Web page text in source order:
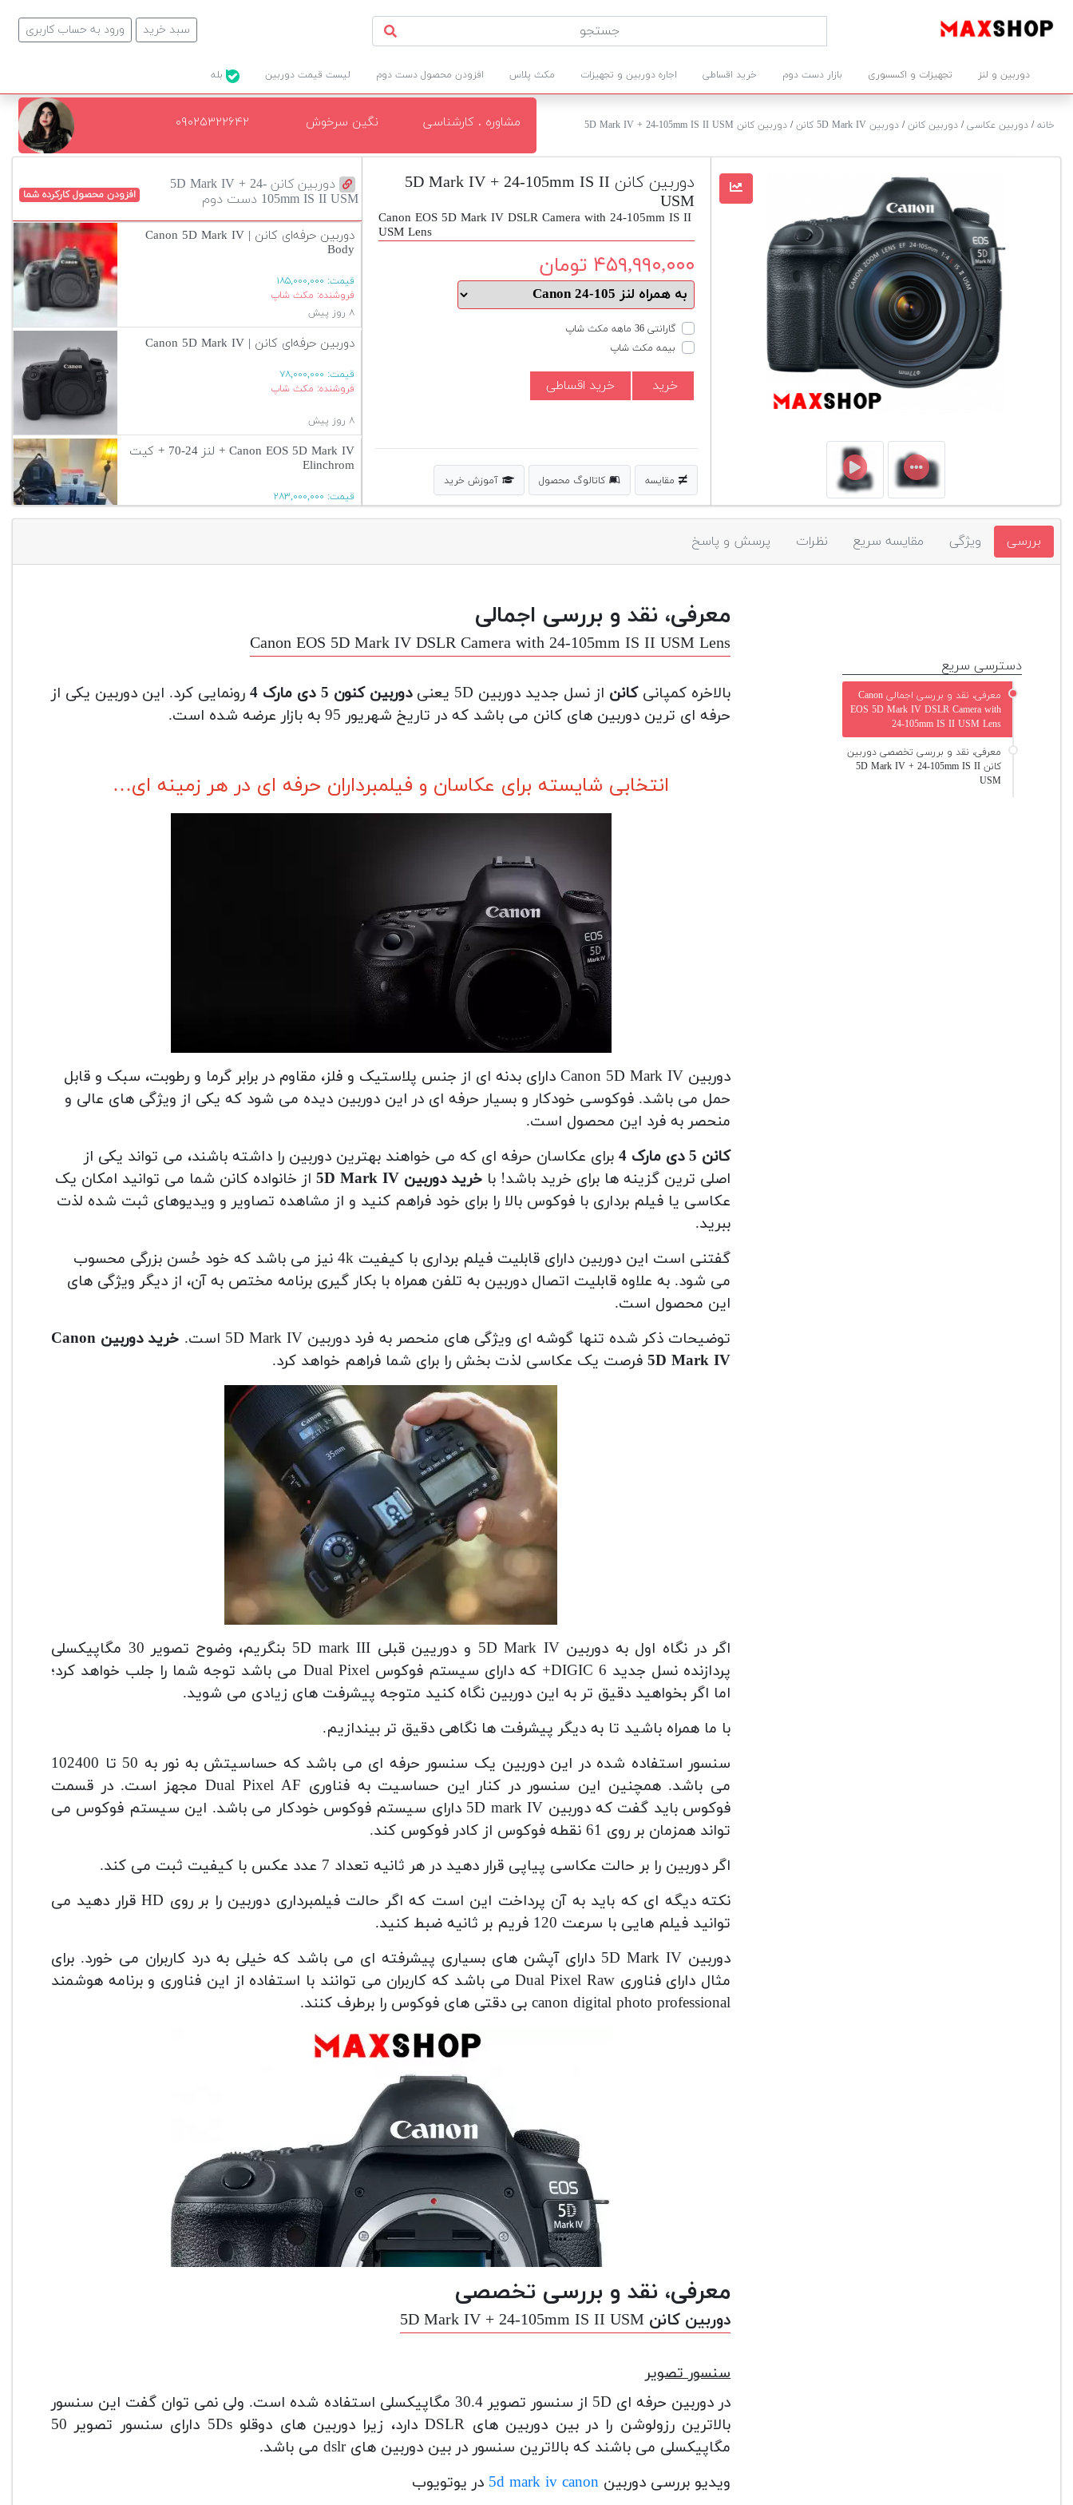
ورود به حساب کاربری سبد خرید
دوربین و لنز تجهیزات و اکسسوری بازار دست دوم خرید اقساطی اجاره دوربین و تجهیزات مکث پلاس افزودن محصول دست دوم لیست قیمت دوربین
خانه/ دوربین عکاسی/ دوربین کانن/ دوربین 5D Mark IV کانن / دوربین کانن 5D Mark IV + 24-105mm IS II USM مشاوره . کارشناسی نگین سرخوش ۰۹۰۲۵۳۲۲۶۴۲
دوربین کانن 5D Mark IV + 24-
105mm IS II USM دست دوم
افزودن محصول کارکرده شما
دوربین حرفه‌ای کانن | Canon 5D Mark IV
Body
قیمت: ۱۸۵,۰۰۰,۰۰۰
فروشنده: مکث شاپ
۸ روز پیش
دوربین حرفه‌ای کانن | Canon 5D Mark IV
قیمت: ۷۸,۰۰۰,۰۰۰
فروشنده: مکث شاپ
۸ روز پیش
Canon EOS 5D Mark IV + لنز 24-70 + کیت
Elinchrom
قیمت: ۲۸۳,۰۰۰,۰۰۰
دوربین کانن 5D Mark IV + 24-105mm IS II
USM
Canon EOS 5D Mark IV DSLR Camera with 24-105mm IS II
USM Lens
۴۵۹,۹۹۰,۰۰۰ تومان
گارانتی 36 ماهه مکث شاپ
بیمه مکث شاپ
خرید خرید اقساطی
مقایسه کاتالوگ محصول آموزش خرید
بررسی ویژگی مقایسه سریع نظرات پرسش و پاسخ
معرفی، نقد و بررسی اجمالی
Canon EOS 5D Mark IV DSLR Camera with 24-105mm IS II USM Lens
بالاخره کمپانیکانن از نسل جدید دوربین 5D یعنی دوربین کنون 5 دی مارک 4
رونمایی کرد. این دوربین یکی از
حرفه ای ترین دوربین های کانن می باشد که در تاریخ شهریور 95 به بازار عرضه شده است.
انتخابی شایسته برای عکاسان و فیلمبرداران حرفه ای در هر زمینه ای…
دوربین Canon 5D Mark IV دارای بدنه ای از جنس پلاستیک و فلز، مقاوم در برابر گرما و رطوبت، سبک و قابل
حمل می باشد. فوکوسی خودکار و بسیار حرفه ای در این دوربین دیده می شود که یکی از ویژگی های عالی و
منحصر به فرد این محصول است.
کانن 5 دی مارک 4
برای عکاسان حرفه ای که می خواهند بهترین دوربین را داشته باشند، می تواند یکی از
اصلی ترین گزینه ها برای خرید باشد! با خرید دوربین 5D Mark IV
از خانواده کانن شما می توانید امکان یک
عکاسی یا فیلم برداری با فوکوس بالا را برای خود فراهم کنید و از مشاهده تصاویر و ویدیوهای ثبت شده لذت
ببرید.
گفتنی است این دوربین دارای قابلیت فیلم برداری با کیفیت 4k نیز می باشد که خود حُسن بزرگی محسوب
می شود. به علاوه قابلیت اتصال دوربین به تلفن همراه با بکار گیری برنامه مختص به آن، از دیگر ویژگی های
این محصول است.
توضیحات ذکر شده تنها گوشه ای ویژگی های منحصر به فرد دوربین 5D Mark IV است.
خرید دوربین Canon
5D Mark IVفرصت یک عکاسی لذت بخش را برای شما فراهم خواهد کرد.
اگر در نگاه اول به دوربین 5D Mark IV و دوریین قبلی 5D mark III بنگریم، وضوح تصویر 30 مگاپیکسلی
پردازنده نسل جدید DIGIC 6+ که دارای سیستم فوکوس Dual Pixel می باشد توجه شما را جلب خواهد کرد؛
اما اگر بخواهید دقیق تر به این دوربین نگاه کنید متوجه پیشرفت های زیادی می شوید.
با ما همراه باشید تا به دیگر پیشرفت ها نگاهی دقیق تر بیندازیم.
سنسور استفاده شده در این دوربین یک سنسور حرفه ای می باشد که حساسیتش به نور به 50 تا 102400
می باشد.همچنین این سنسور در کنار این حساسیت به فناوری Dual Pixel AF مجهز است.
در قسمت
فوکوس باید گفت که دوربین 5D mark IV دارای سیستم فوکوس خودکار می باشد.
این سیستم فوکوس می
تواند همزمان بر روی 61 نقطه فوکوس از کادر فوکوس کند.
اگر دوربین را بر حالت عکاسی پیاپی قرار دهید در هر ثانیه تعداد 7 عدد عکس با کیفیت ثبت می کند.
نکته دیگه ای که باید به آن پرداخت این است که اگر حالت فیلمبرداری دوربین را بر روی HD قرار دهید می
توانید فیلم هایی با سرعت 120 فریم بر ثانیه ضبط کنید.
دوربین 5D Mark IV دارای آپشن های بسیاری پیشرفته ای می باشد که خیلی به درد کاربران می خورد.
برای
مثال دارای فناوری Dual Pixel Raw می باشد که کاربران می توانند با استفاده از این فناوری و برنامه هوشمند
canon digital photo professional بی دقتی های فوکوس را برطرف کنند.
معرفی، نقد و بررسی تخصصی
دوربین کانن 5D Mark IV + 24-105mm IS II USM
سنسور تصویر
در دوربین حرفه ای 5D از سنسور تصویر 30.4 مگاپیکسلی استفاده شده است.
ولی نمی توان گفت این سنسور
بالاترین رزولوشن را در بین دوربین های DSLR دارد،
زیرا دوربین های دوقلو 5Ds دارای سنسور تصویر 50
مگاپیکسلی می باشند که بالاترین سنسور در بین دوربین های dslr می باشد.
ویدیو بررسی دوربین 5d mark iv canon در یوتویوب
دسترسی سریع
معرفی، نقد و بررسی اجمالی Canon
EOS 5D Mark IV DSLR Camera with
24-105mm IS II USM Lens
معرفی، نقد و بررسی تخصصی دوربین
کانن 5D Mark IV + 24-105mm IS II
USM